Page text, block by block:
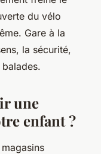
du vélo
Gare à la
la sécurité,
.
une
enfant ?